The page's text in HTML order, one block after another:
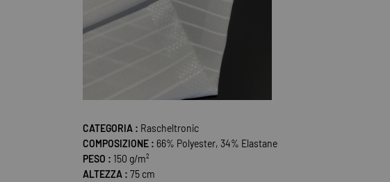
CATEGORIA : Rascheltronic
COMPOSIZIONE : 66% Polyester, 34% Elastane
PESO : 150 g/m²
ALTEZZA : 75 cm